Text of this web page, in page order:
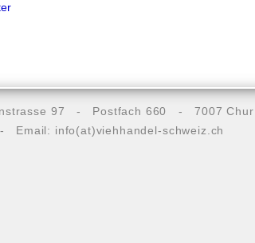
97 - Postfach 660 - 7007 Chur
Email: info(at)viehhandel-schweiz.ch